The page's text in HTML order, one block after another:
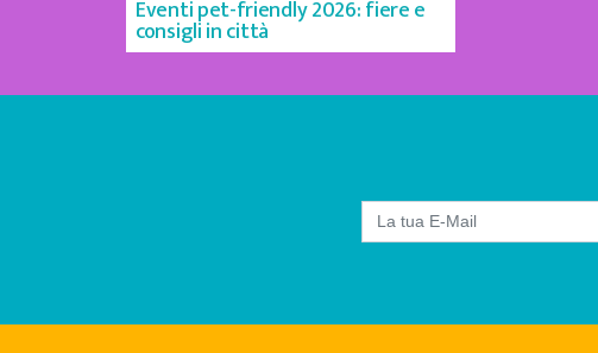
Eventi pet-friendly 2026: fiere e
consigli in città